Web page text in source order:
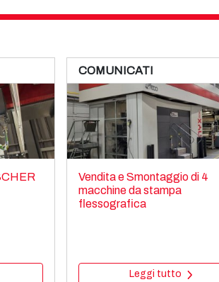
COMUNICATI
Vendita e Smontaggio di 4
macchine da stampa
flessografica
Leggi tutto